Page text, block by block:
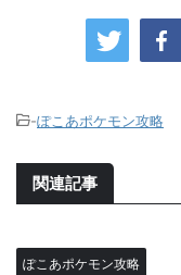
-ぽこあポケモン攻略
関連記事
ぽこあポケモン攻略